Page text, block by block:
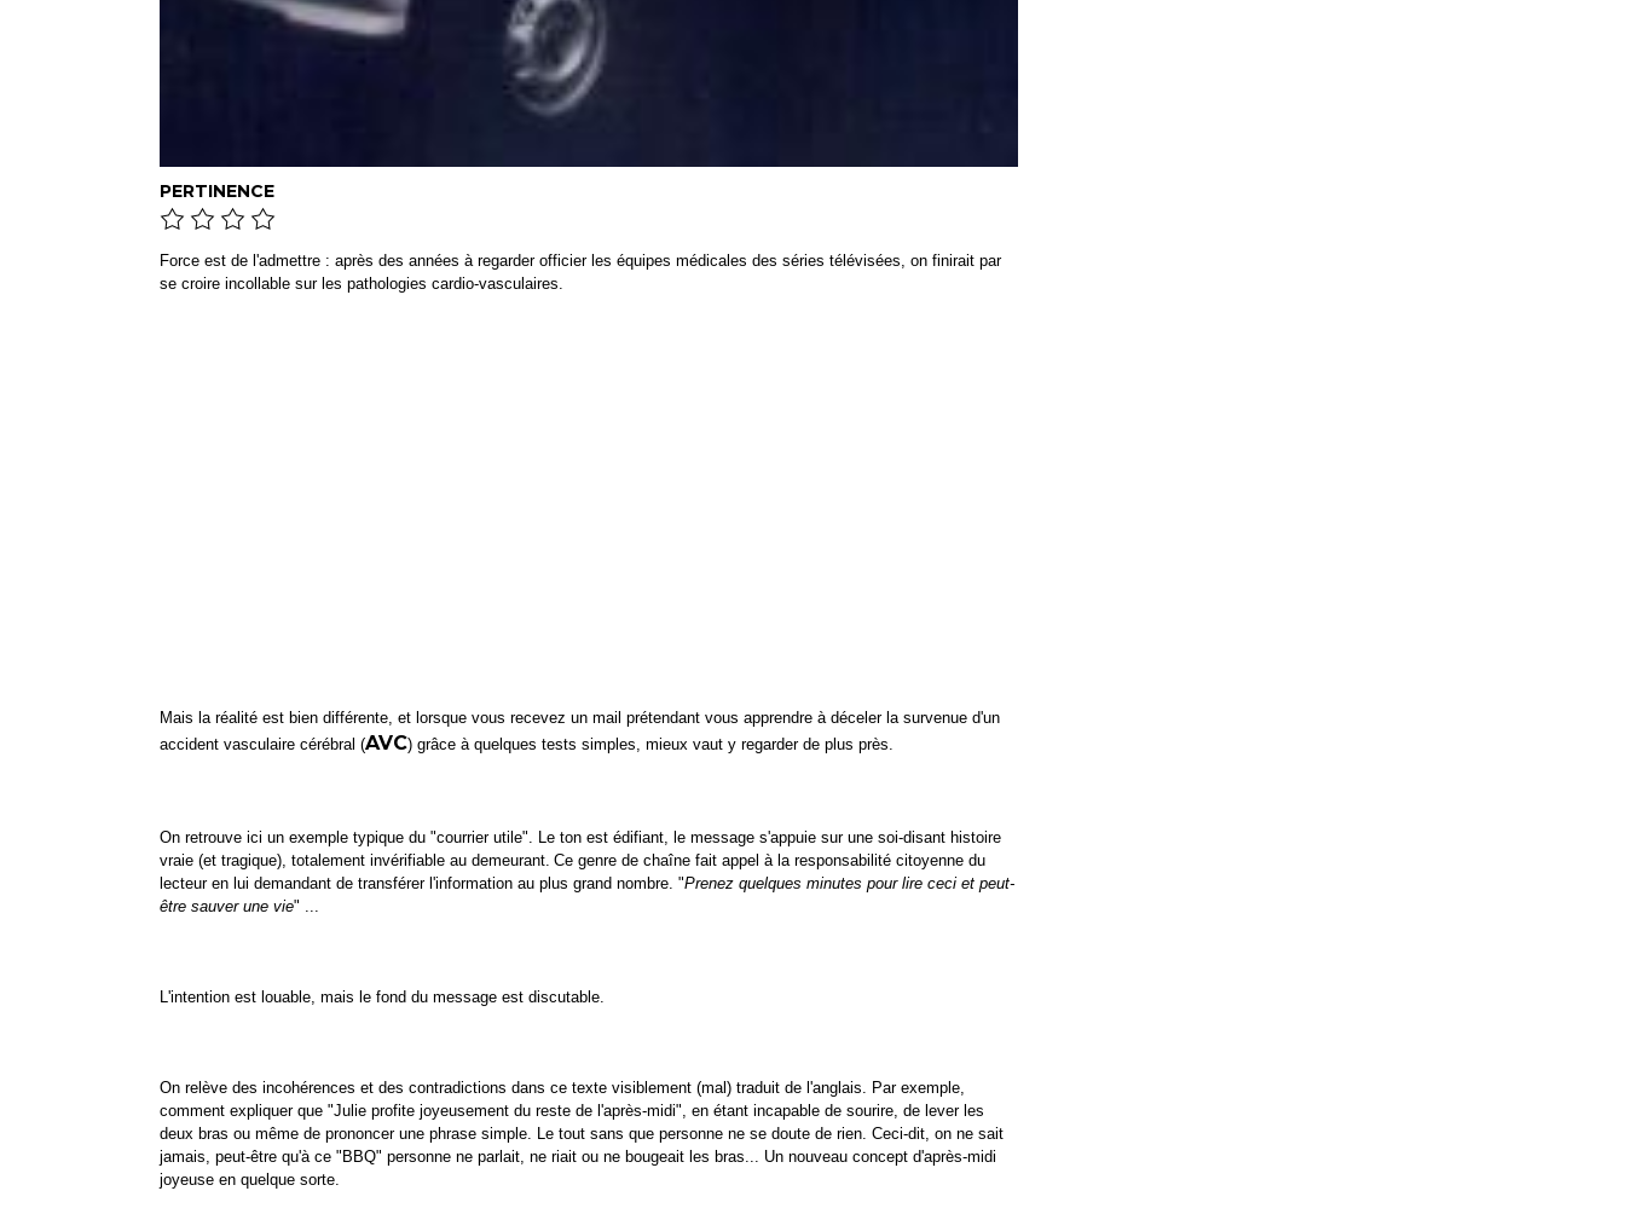
PERTINENCE
Force est de l'admettre : après des années à regarder officier les équipes médicales des séries télévisées, on finirait par
se croire incollable sur les pathologies cardio-vasculaires.
Mais la réalité est bien différente, et lorsque vous recevez un mail prétendant vous apprendre à déceler la survenue d'un
accident vasculaire cérébral (AVC) grâce à quelques tests simples, mieux vaut y regarder de plus près.
On retrouve ici un exemple typique du "courrier utile". Le ton est édifiant, le message s'appuie sur une soi-disant histoire
vraie (et tragique), totalement invérifiable au demeurant. Ce genre de chaîne fait appel à la responsabilité citoyenne du
lecteur en lui demandant de transférer l'information au plus grand nombre. "Prenez quelques minutes pour lire ceci et peut-
être sauver une vie" ...
L'intention est louable, mais le fond du message est discutable.
On relève des incohérences et des contradictions dans ce texte visiblement (mal) traduit de l'anglais. Par exemple,
comment expliquer que "Julie profite joyeusement du reste de l'après-midi", en étant incapable de sourire, de lever les
deux bras ou même de prononcer une phrase simple. Le tout sans que personne ne se doute de rien. Ceci-dit, on ne sait
jamais, peut-être qu'à ce "BBQ" personne ne parlait, ne riait ou ne bougeait les bras... Un nouveau concept d'après-midi
joyeuse en quelque sorte.